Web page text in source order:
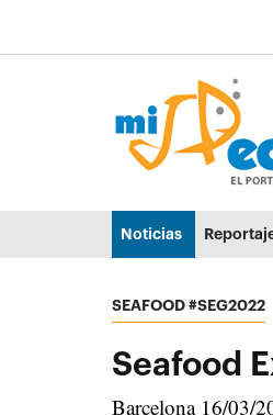
Ir al menú principal (alt + u)
Noticias
SEAFOOD #SEG2022
Seafood
Barcelona 16/03/